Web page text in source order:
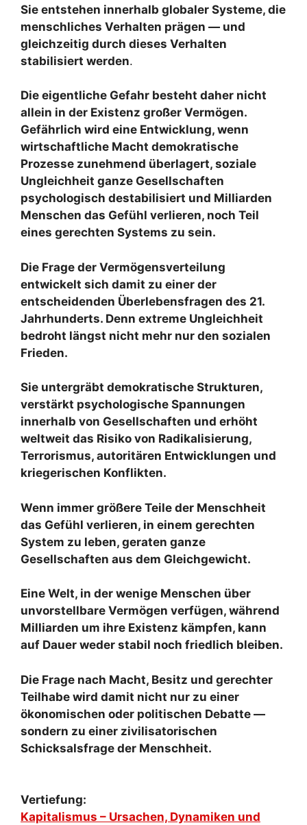
Sie entstehen innerhalb globaler Systeme, die
menschliches Verhalten prägen — und
gleichzeitig durch dieses Verhalten
stabilisiert werden.
Die eigentliche Gefahr besteht daher nicht
allein in der Existenz großer Vermögen.
Gefährlich wird eine Entwicklung, wenn
wirtschaftliche Macht demokratische
Prozesse zunehmend überlagert, soziale
Ungleichheit ganze Gesellschaften
psychologisch destabilisiert und Milliarden
Menschen das Gefühl verlieren, noch Teil
eines gerechten Systems zu sein.
Die Frage der Vermögensverteilung
entwickelt sich damit zu einer der
entscheidenden Überlebensfragen des 21.
Jahrhunderts. Denn extreme Ungleichheit
bedroht längst nicht mehr nur den sozialen
Frieden.
Sie untergräbt demokratische Strukturen,
verstärkt psychologische Spannungen
innerhalb von Gesellschaften und erhöht
weltweit das Risiko von Radikalisierung,
Terrorismus, autoritären Entwicklungen und
kriegerischen Konflikten.
Wenn immer größere Teile der Menschheit
das Gefühl verlieren, in einem gerechten
System zu leben, geraten ganze
Gesellschaften aus dem Gleichgewicht.
Eine Welt, in der wenige Menschen über
unvorstellbare Vermögen verfügen, während
Milliarden um ihre Existenz kämpfen, kann
auf Dauer weder stabil noch friedlich bleiben.
Die Frage nach Macht, Besitz und gerechter
Teilhabe wird damit nicht nur zu einer
ökonomischen oder politischen Debatte —
sondern zu einer zivilisatorischen
Schicksalsfrage der Menschheit.
Vertiefung:
Kapitalismus – Ursachen, Dynamiken und